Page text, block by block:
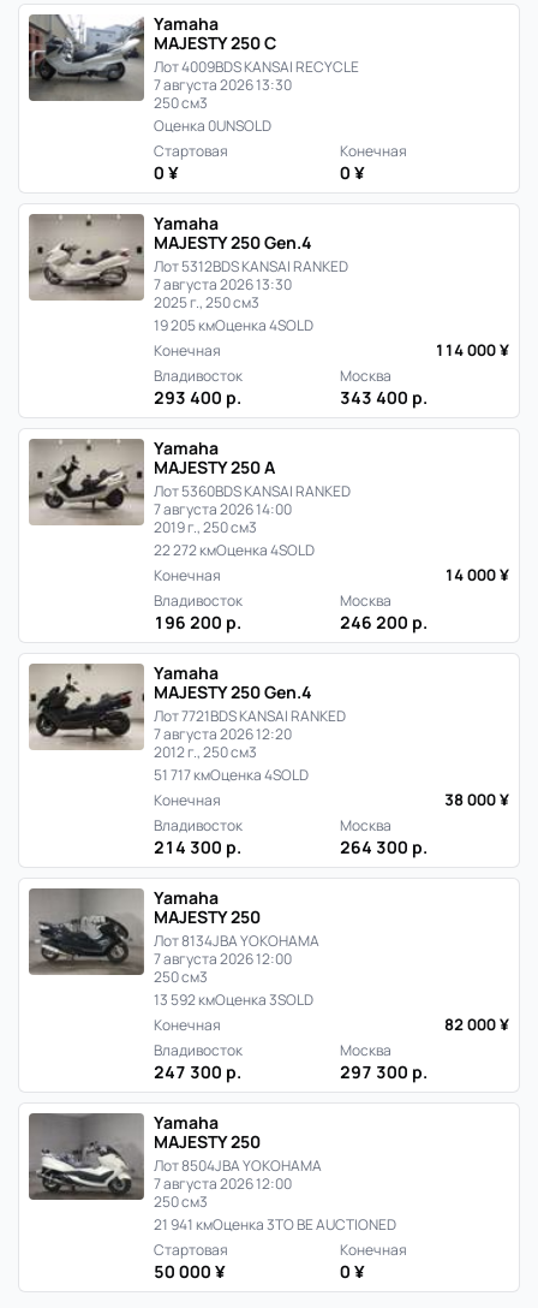
Yamaha
MAJESTY 250 C
Лот 4009BDS KANSAI RECYCLE
7 августа 2026 13:30
250 см3
Оценка 0UNSOLD
Стартовая
0 ¥
Конечная
0 ¥
Yamaha
MAJESTY 250 Gen.4
Лот 5312BDS KANSAI RANKED
7 августа 2026 13:30
2025 г., 250 см3
19 205 кмОценка 4SOLD
Конечная
114 000 ¥
Владивосток
293 400 р.
Москва
343 400 р.
Yamaha
MAJESTY 250 A
Лот 5360BDS KANSAI RANKED
7 августа 2026 14:00
2019 г., 250 см3
22 272 кмОценка 4SOLD
Конечная
14 000 ¥
Владивосток
196 200 р.
Москва
246 200 р.
Yamaha
MAJESTY 250 Gen.4
Лот 7721BDS KANSAI RANKED
7 августа 2026 12:20
2012 г., 250 см3
51 717 кмОценка 4SOLD
Конечная
38 000 ¥
Владивосток
214 300 р.
Москва
264 300 р.
Yamaha
MAJESTY 250
Лот 8134JBA YOKOHAMA
7 августа 2026 12:00
250 см3
13 592 кмОценка 3SOLD
Конечная
82 000 ¥
Владивосток
247 300 р.
Москва
297 300 р.
Yamaha
MAJESTY 250
Лот 8504JBA YOKOHAMA
7 августа 2026 12:00
250 см3
21 941 кмОценка 3TO BE AUCTIONED
Стартовая
50 000 ¥
Конечная
0 ¥